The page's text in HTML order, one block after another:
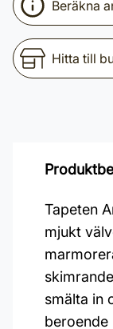
Beräkna
Hitta till
Tapeten
mjukt
smälta in
beroende